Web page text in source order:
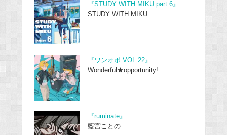
『STUDY WITH MIKU part 6』
STUDY WITH MIKU
『ワンオポ VOL.22』
Wonderful★opportunity!
『ruminate』
藍宮ことの